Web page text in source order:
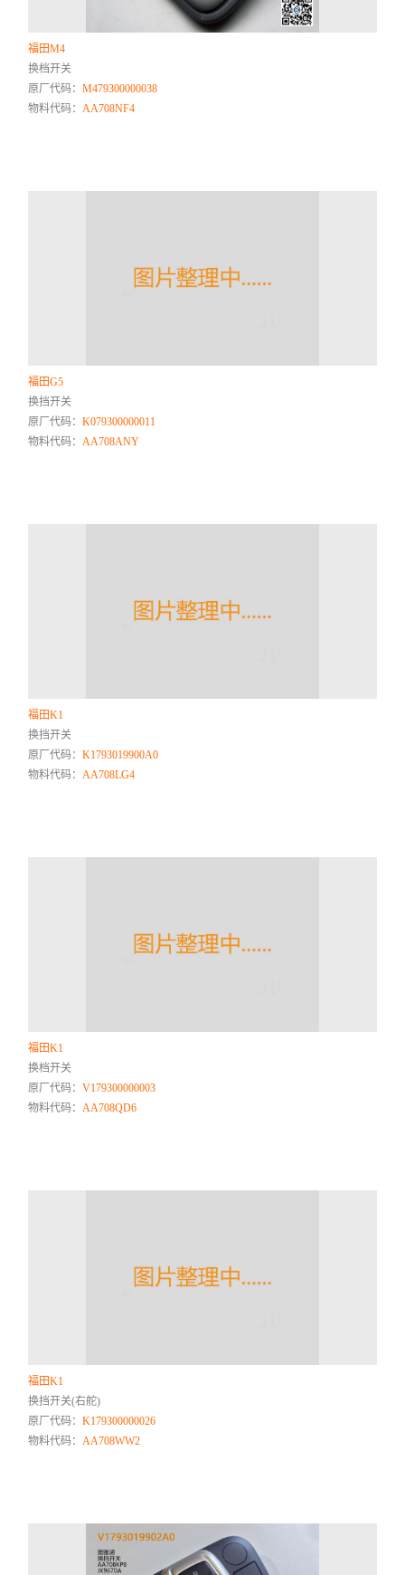
福田M4
换档开关
原厂代码：M479300000038
物料代码：AA708NF4
福田G5
换挡开关
原厂代码：K079300000011
物料代码：AA708ANY
福田K1
换挡开关
原厂代码：K1793019900A0
物料代码：AA708LG4
福田K1
换档开关
原厂代码：V179300000003
物料代码：AA708QD6
福田K1
换挡开关(右舵)
原厂代码：K179300000026
物料代码：AA708WW2